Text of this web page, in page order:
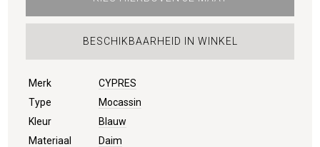
BESCHIKBAARHEID IN WINKEL
Merk
CYPRES
Type
Mocassin
Kleur
Blauw
Materiaal
Daim